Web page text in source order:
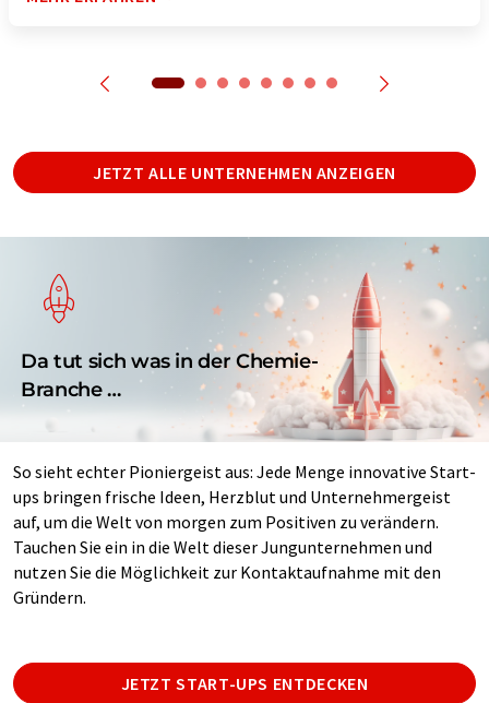
JETZT ALLE UNTERNEHMEN ANZEIGEN
Da tut sich was in der Chemie-
Branche …
So sieht echter Pioniergeist aus: Jede Menge innovative Start-
ups bringen frische Ideen, Herzblut und Unternehmergeist
auf, um die Welt von morgen zum Positiven zu verändern.
Tauchen Sie ein in die Welt dieser Jungunternehmen und
nutzen Sie die Möglichkeit zur Kontaktaufnahme mit den
Gründern.
JETZT START-UPS ENTDECKEN